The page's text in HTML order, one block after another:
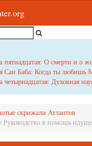
пятнадцатая: О смерти и о
Саи Баба: Когда ты любишь
четырнадцатая: Духовная
скрижали Атлантов
Руководство в помощь